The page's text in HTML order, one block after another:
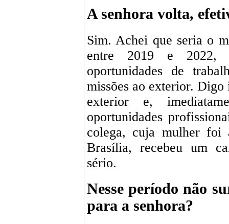
A senhora volta,
Sim. Achei que seria o
entre 2019 e 2022,
oportunidades de
missões ao exterior.
exterior e,
oportunidades
colega, cuja mulher foi
Brasília, recebeu um
sério.
Nesse período não
para a senhora?